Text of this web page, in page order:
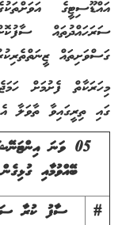
އައްޑޫސިޓީގެ
ސަރަހައްދުތައް
ގަސްވަށިތައް
ގައި ތިރީގައިވާ ތާވަލާ
05 ވަނަ
ބޭއްވުމާއި
#
ސާފު ކުރާ